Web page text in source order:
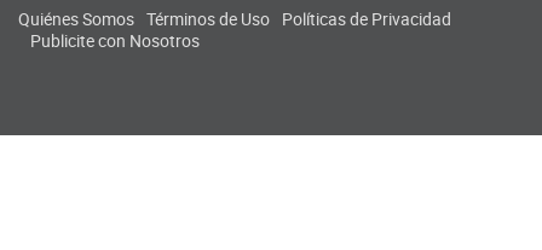
Quiénes Somos Términos de Uso Políticas de Privacidad
Publicite con Nosotros